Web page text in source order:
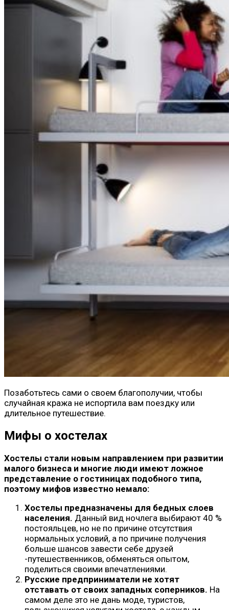
Позаботьтесь сами о своем благополучии, чтобы
случайная кража не испортила вам поездку или
длительное путешествие.
Мифы о хостелах
Хостелы стали новым направлением при развитии
малого бизнеса и многие люди имеют ложное
представление о гостиницах подобного типа,
поэтому мифов известно немало:
Хостелы предназначены для бедных слоев
населения. Данный вид ночлега выбирают 40 %
постояльцев, но не по причине отсутствия
нормальных условий, а по причине получения
больше шансов завести себе друзей
-путешественников, обменяться опытом,
поделиться своими впечатлениями.
Русские предприниматели не хотят
отставать от своих западных соперников. На
самом деле это не дань моде, туристов,